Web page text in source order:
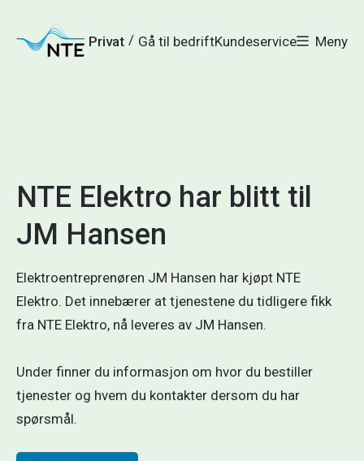
hovedmeny
søk
hovedinnhold
bunnområde
Privat / Gå til bedriftKundeservice Meny
NTE Elektro har blitt til
JM Hansen
Elektroentreprenøren JM Hansen har kjøpt NTE
Elektro. Det innebærer at tjenestene du tidligere fikk
fra NTE Elektro, nå leveres av JM Hansen.
Under finner du informasjon om hvor du bestiller
tjenester og hvem du kontakter dersom du har
spørsmål.